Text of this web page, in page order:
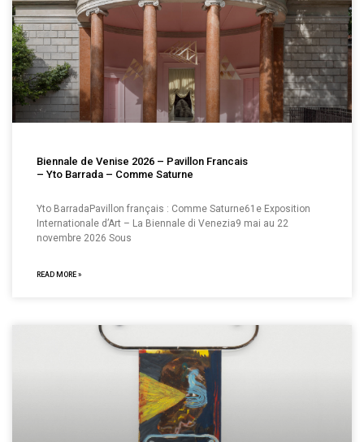
Biennale de Venise 2026 – Pavillon Francais
– Yto Barrada – Comme Saturne
Yto BarradaPavillon français : Comme Saturne61e Exposition
Internationale d’Art – La Biennale di Venezia9 mai au 22
novembre 2026 Sous
READ MORE »